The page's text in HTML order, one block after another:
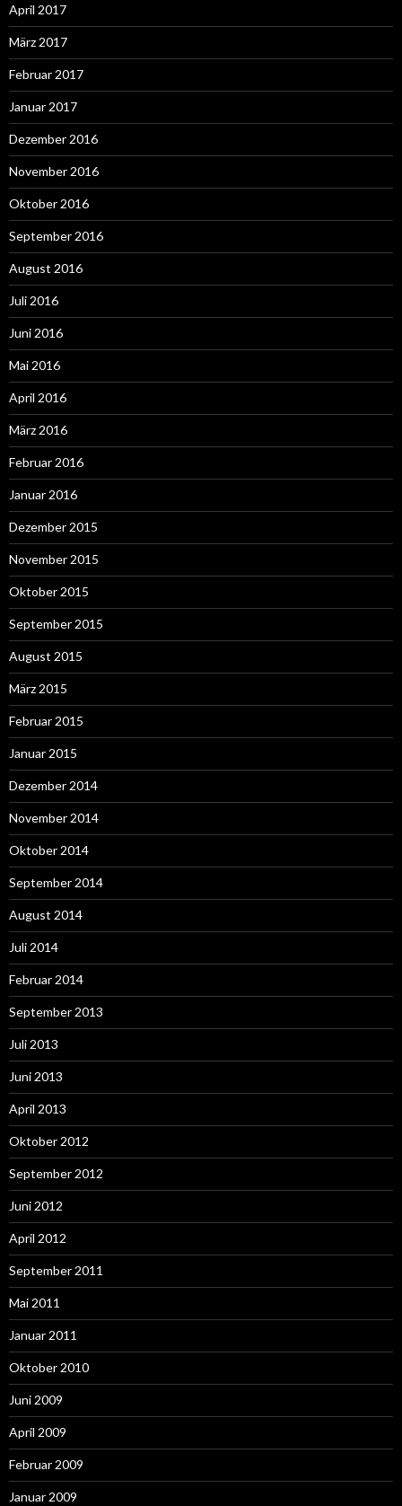
April 2017
März 2017
Februar 2017
Januar 2017
Dezember 2016
November 2016
Oktober 2016
September 2016
August 2016
Juli 2016
Juni 2016
Mai 2016
April 2016
März 2016
Februar 2016
Januar 2016
Dezember 2015
November 2015
Oktober 2015
September 2015
August 2015
März 2015
Februar 2015
Januar 2015
Dezember 2014
November 2014
Oktober 2014
September 2014
August 2014
Juli 2014
Februar 2014
September 2013
Juli 2013
Juni 2013
April 2013
Oktober 2012
September 2012
Juni 2012
April 2012
September 2011
Mai 2011
Januar 2011
Oktober 2010
Juni 2009
April 2009
Februar 2009
Januar 2009